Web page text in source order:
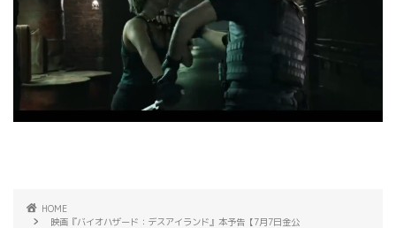
HOME
映画『バイオハザード：デスアイランド』本予告【7月7日金公